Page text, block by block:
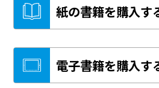
紙の書籍を購入す
電子書籍を購入す